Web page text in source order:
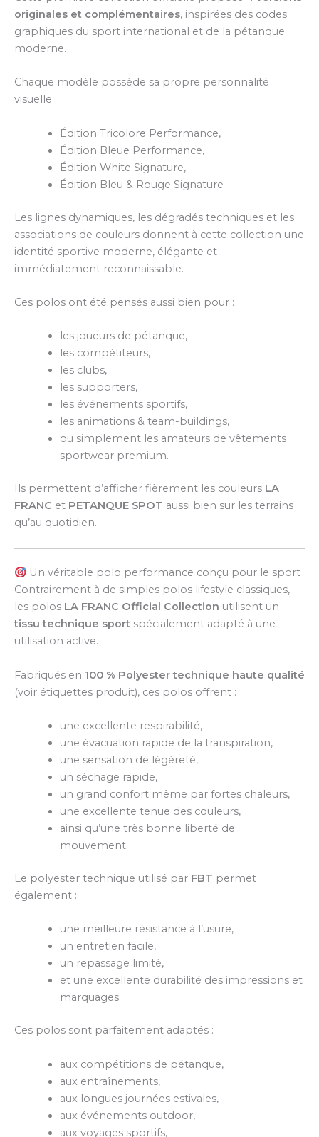
originales et complémentaires, inspirées des codes
graphiques du sport international et de la pétanque
moderne.
Chaque modèle possède sa propre personnalité
visuelle :
Édition Tricolore Performance,
Édition Bleue Performance,
Édition White Signature,
Édition Bleu & Rouge Signature
Les lignes dynamiques, les dégradés techniques et les
associations de couleurs donnent à cette collection une
identité sportive moderne, élégante et
immédiatement reconnaissable.
Ces polos ont été pensés aussi bien pour :
les joueurs de pétanque,
les compétiteurs,
les clubs,
les supporters,
les événements sportifs,
les animations & team-buildings,
ou simplement les amateurs de vêtements
sportwear premium.
Ils permettent d’afficher fièrement les couleurs LA
FRANC et PETANQUE SPOT aussi bien sur les terrains
qu’au quotidien.
Un véritable polo performance conçu pour le sport
Contrairement à de simples polos lifestyle classiques,
les polos LA FRANC Official Collection utilisent un
tissu technique sport spécialement adapté à une
utilisation active.
Fabriqués en 100 % Polyester technique haute qualité
(voir étiquettes produit), ces polos offrent :
une excellente respirabilité,
une évacuation rapide de la transpiration,
une sensation de légèreté,
un séchage rapide,
un grand confort même par fortes chaleurs,
une excellente tenue des couleurs,
ainsi qu’une très bonne liberté de
mouvement.
Le polyester technique utilisé par FBT permet
également :
une meilleure résistance à l’usure,
un entretien facile,
un repassage limité,
et une excellente durabilité des impressions et
marquages.
Ces polos sont parfaitement adaptés :
aux compétitions de pétanque,
aux entraînements,
aux longues journées estivales,
aux événements outdoor,
aux voyages sportifs,